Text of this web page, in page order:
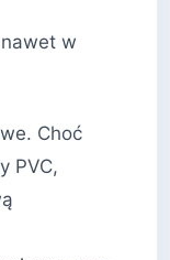
w
Choć
PVC,